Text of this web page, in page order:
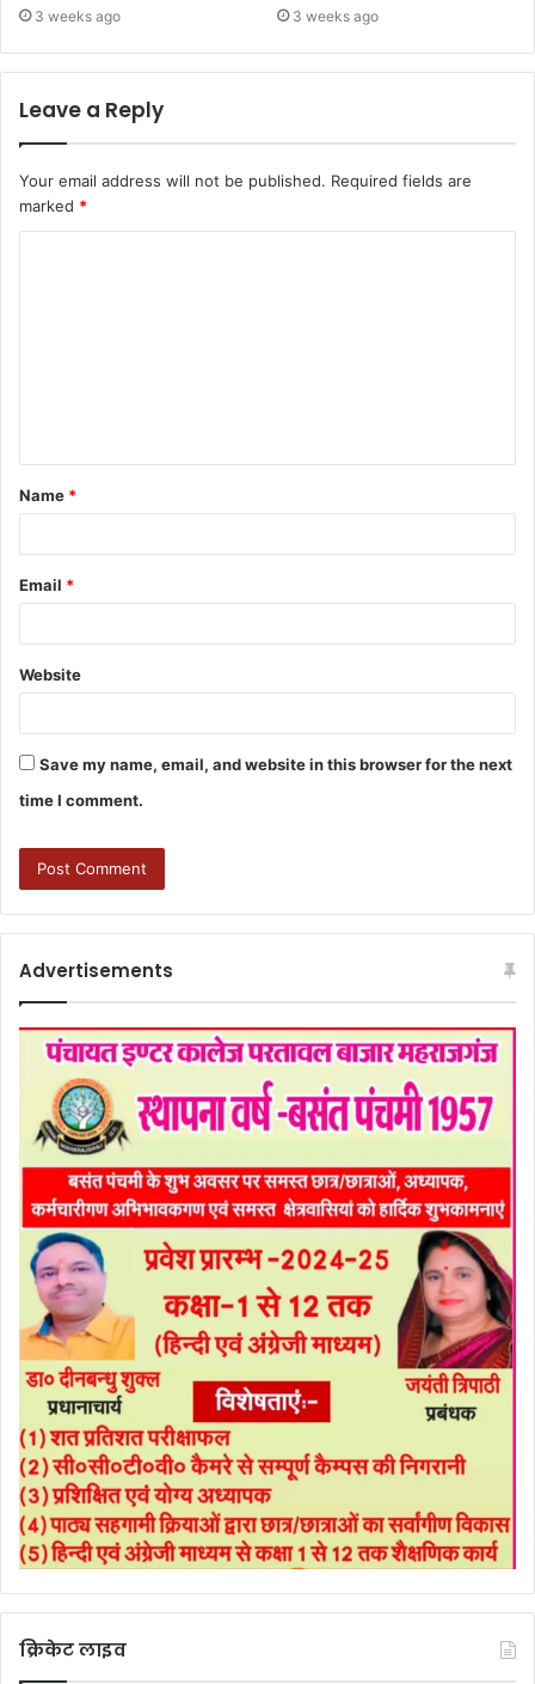
3 weeks ago 3 weeks ago
Leave a Reply
Your email address will not be published. Required fields are
marked *
Name *
Email *
Website
Save my name, email, and website in this browser for the next
time I comment.
Advertisements
क्रिकेट लाइव